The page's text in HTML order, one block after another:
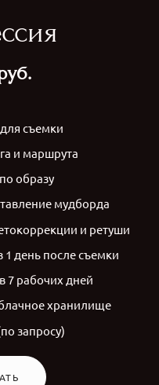
съемки
и маршрута
образу
мудборда
и ретуши
день после съемки
7 рабочих дней
хранилище
запросу)